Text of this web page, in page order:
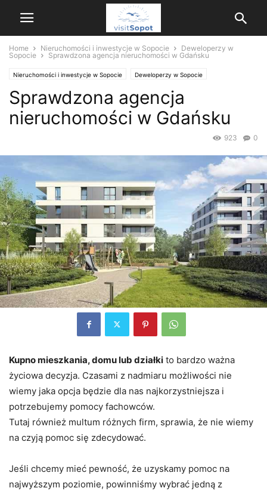
Home Nieruchomości i inwestycje w Sopocie
Deweloperzy w
Sopocie
Sprawdzona agencja nieruchomości w Gdańsku
Nieruchomości i inwestycje w Sopocie Deweloperzy w Sopocie
Turystyka i rekreacja w Sopocie Informacje użyteczne
Nieruchomości
Sprawdzona agencja
nieruchomości w Gdańsku
0
923
Kupno mieszkania, domu lub działki to bardzo ważna
życiowa decyzja. Czasami z nadmiaru możliwości nie
wiemy jaka opcja będzie dla nas najkorzystniejsza i
potrzebujemy pomocy fachowców.
Tutaj również multum różnych firm, sprawia, że nie wiemy
na czyją pomoc się zdecydować.
Jeśli chcemy mieć pewność, że uzyskamy pomoc na
najwyższym poziomie, powinniśmy wybrać jedną z